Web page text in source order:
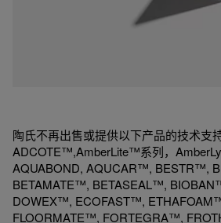
陶氏不再出售或提供以下产品的技术支持
ADCOTE™,AmberLite™系列，
AQUABOND, AQUCAR™, BESTR™,
BETAMATE™, BETASEAL™,
DOWEX™, ECOFAST™,
FLOORMATE™, FORTEGRA™,